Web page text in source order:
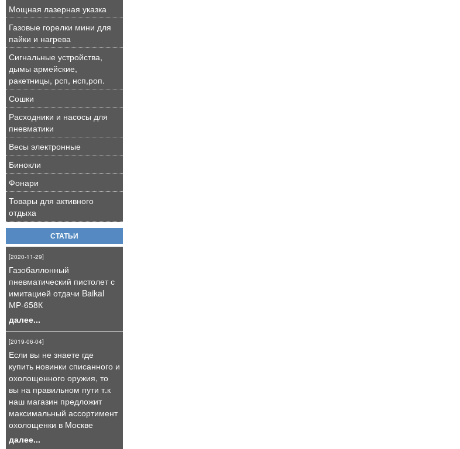
Мощная лазерная указка
Газовые горелки мини для
пайки и нагрева
Сигнальные устройства,
дымы армейские,
ракетницы, рсп, нсп,роп.
Сошки
Расходники и насосы для
пневматики
Весы электронные
Бинокли
Фонари
Товары для активного
отдыха
СТАТЬИ
[2020-11-29]
Газобаллонный
пневматический пистолет с
имитацией отдачи Baikal
МР-658К
далее...
[2019-06-04]
Если вы не знаете где
купить новинки списанного и
охолощенного оружия, то
вы на правильном пути т.к
наш магазин предложит
максимальный ассортимент
охолощенки в Москве
далее...